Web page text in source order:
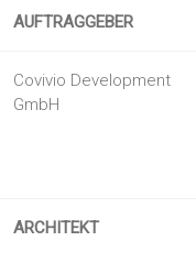
AUFTRAGGEBER
Covivio Development
GmbH
ARCHITEKT